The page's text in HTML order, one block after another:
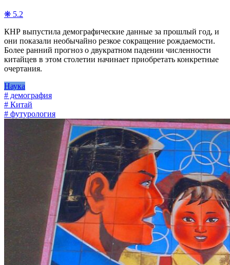
❋ 5.2
КНР выпустила демографические данные за прошлый год, и
они показали необычайно резкое сокращение рождаемости.
Более ранний прогноз о двукратном падении численности
китайцев в этом столетии начинает приобретать конкретные
очертания.
Наука
# демография
# Китай
# футурология